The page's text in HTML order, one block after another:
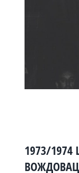
1973/1974
ВОЖДОВАЦ